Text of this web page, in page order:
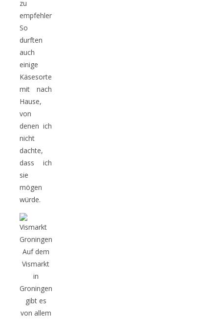
zu
empfehlen.
So
durften
auch
einige
Käsesorten
mit nach
Hause,
von
denen ich
nicht
dachte,
dass ich
sie
mögen
würde.
Auf dem
Vismarkt
in
Groningen
gibt es
von allem